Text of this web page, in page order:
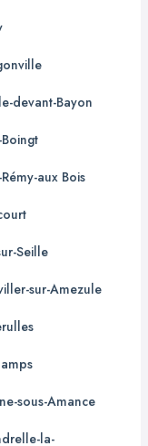
devant-Bayon
aux Bois
Seille
sur-Amezule
sous-Amance
la-